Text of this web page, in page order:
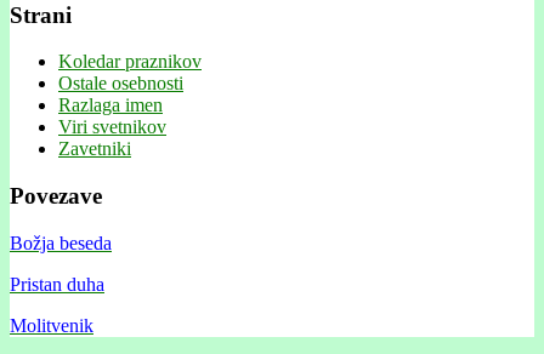
Strani
Koledar praznikov
Ostale osebnosti
Razlaga imen
Viri svetnikov
Zavetniki
Povezave
Božja beseda
Pristan duha
Molitvenik